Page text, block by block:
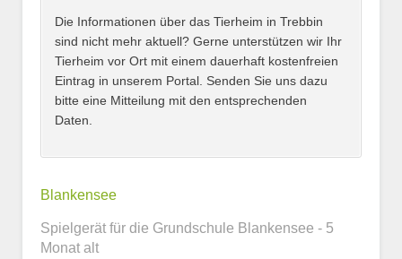
Kontaktmöglichkeiten
Die Informationen über das Tierheim in Trebbin
sind nicht mehr aktuell? Gerne unterstützen wir Ihr
Tierheim vor Ort mit einem dauerhaft kostenfreien
Eintrag in unserem Portal. Senden Sie uns dazu
bitte eine Mitteilung mit den entsprechenden
Daten.
Blankensee
Spielgerät für die Grundschule Blankensee - 5
Monat alt